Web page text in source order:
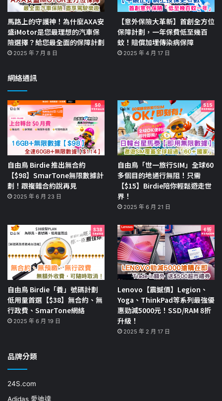
馬路上的守護神！為什麼AXA安
盛iMotor是您最理想的汽車保
險選擇？給您最全面的保障計劃
2025 年 7 月 8 日
【意外保險大革新】首創全方位
保障計劃，一年保費低至幾百
蚊！賠償加埋傳染病保障
2025 年 4 月 17 日
網絡通訊
自由鳥 Birdie 推出無合約
【$98】SmarTone無限數據計
劃！跟複雜合約說再見
2025 年 6 月 23 日
自由鳥「世一旅行SIM」全球60
多個目的地通行無阻！只需
【$15】Birdie陪你輕鬆遊走世
界！
2025 年 6 月 21 日
自由鳥 Birdie「養」號碼計劃
低用量首選【$38】無合約、無
行政費、SmarTone網絡
2025 年 6 月 19 日
Lenovo【震撼價】Legion、
Yoga、ThinkPad等系列最強優
惠勁減5000元！SSD/RAM 8折
升級！
2025 年 2 月 17 日
品牌分類
24S.com
Adidas 愛迪達